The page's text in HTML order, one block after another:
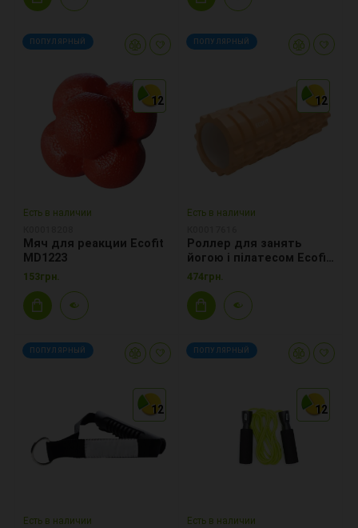
12
12
12
ПОПУЛЯРНЫЙ
Есть в наличии
Мяч для реакции Ecofit
MD1223
153грн.
12
12
12
ПОПУЛЯРНЫЙ
Есть в наличии
Роллер для занять
йогою і пілатесом Ecofit
MDF001 33*14см
помаранчевий
474грн.
12
12
12
ПОПУЛЯРНЫЙ
Есть в наличии
12
12
12
ПОПУЛЯРНЫЙ
Есть в наличии